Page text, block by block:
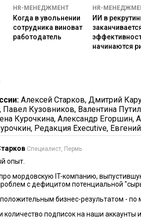
нашего опыта. У нас более 1000
своими способами, но можно
соцсети. Однако был один
с мужчинами на сайте знакомств и
в собеседование и направление на
личную задачу, потому что как
такой опыт не
это стечение обстоятельств и
пользоваться этой площадкой.
к разряду юмористических. Это не
с другим исполнителем или с
выйти за границы привычного
HR-МЕНЕДЖМЕНТ
Когда в увольнении
сотрудника виноват
работодатель
HR-
ИИ в
начинаются
Алексей Старков, Дмитрий
, Павел Кузовников, Валентина
Курочкина, Александр Егоршин,
, Редакция Executive,
Специалист, Пермь
опыт.
мордовскую IT-компанию,
с дефицитом потенциальной
бизнес-результатом - по
количество подписок на наши аккаунты